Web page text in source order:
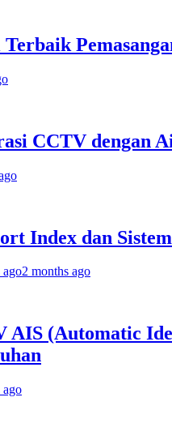
Terbaik
CCTV dengan
Index dan
ago2 months ago
AIS (Automatic
ago